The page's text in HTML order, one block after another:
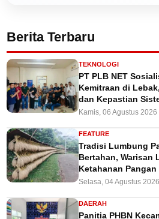
Berita Terbaru
TEKNOLOGI
PT PLB NET
Kemitraan di
dan Kepastian
Kamis, 06 Agustus
FEATURE
Tradisi Lumbung
Bertahan, Warisan
Ketahanan
Selasa, 04 Agustus
DAERAH
Panitia PHBN